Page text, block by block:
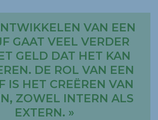
VAN EEN
GAAT VEEL VERDER
GELD DAT HET KAN
DE ROL VAN EEN
IS HET CREËREN VAN
ZOWEL INTERN ALS
EXTERN. »